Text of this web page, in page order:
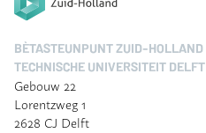
BÈTASTEUNPUNT ZUID-HOLLAND
TECHNISCHE UNIVERSITEIT DELFT
Gebouw 22
Lorentzweg 1
2628 CJ Delft